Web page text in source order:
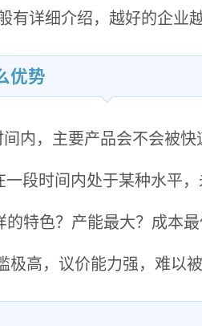
有详细介绍，越好的企业
优势
内，主要产品会不会被快
段时间内处于某种水平
特色？产能最大？成本最
高，议价能力强，难以被